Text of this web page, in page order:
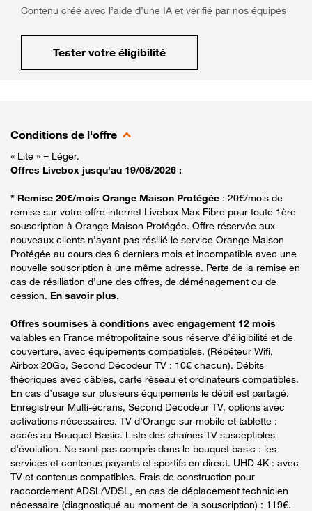
Contenu créé avec l’aide d’une IA et vérifié par nos équipes
Tester votre éligibilité
Conditions de l'offre
« Lite » = Léger.
Offres Livebox jusqu'au 19/08/2026 :
* Remise 20€/mois Orange Maison Protégée : 20€/mois de
remise sur votre offre internet Livebox Max Fibre pour toute 1ère
souscription à Orange Maison Protégée. Offre réservée aux
nouveaux clients n’ayant pas résilié le service Orange Maison
Protégée au cours des 6 derniers mois et incompatible avec une
nouvelle souscription à une même adresse. Perte de la remise en
cas de résiliation d’une des offres, de déménagement ou de
cession. En savoir plus.
Offres soumises à conditions avec engagement 12 mois
valables en France métropolitaine sous réserve d’éligibilité et de
couverture, avec équipements compatibles. (Répéteur Wifi,
Airbox 20Go, Second Décodeur TV : 10€ chacun). Débits
théoriques avec câbles, carte réseau et ordinateurs compatibles.
En cas d’usage sur plusieurs équipements le débit est partagé.
Enregistreur Multi-écrans, Second Décodeur TV, options avec
activations nécessaires. TV d’Orange sur mobile et tablette :
accès au Bouquet Basic. Liste des chaînes TV susceptibles
d’évolution. Ne sont pas compris dans le bouquet basic : les
services et contenus payants et sportifs en direct. UHD 4K : avec
TV et contenus compatibles. Frais de construction pour
raccordement ADSL/VDSL, en cas de déplacement technicien
nécessaire (diagnostiqué au moment de la souscription) : 119€.